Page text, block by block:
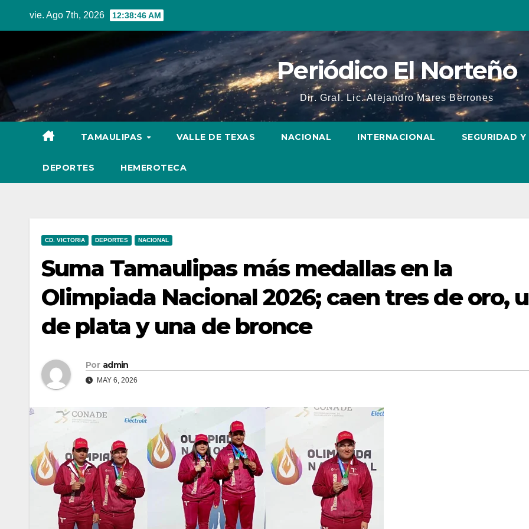
vie. Ago 7th, 2026 12:38:47 AM
Periódico El Norteño
Dir. Gral. Lic. Alejandro Mares Berrones
TAMAULIPAS VALLE DE TEXAS NACIONAL INTERNACIONAL SEGURIDAD
DEPORTES HEMEROTECA
CD. VICTORIA DEPORTES NACIONAL
Suma Tamaulipas más medallas en la
Olimpiada Nacional 2026; caen tres de oro,
de plata y una de bronce
Por admin
MAY 6, 2026